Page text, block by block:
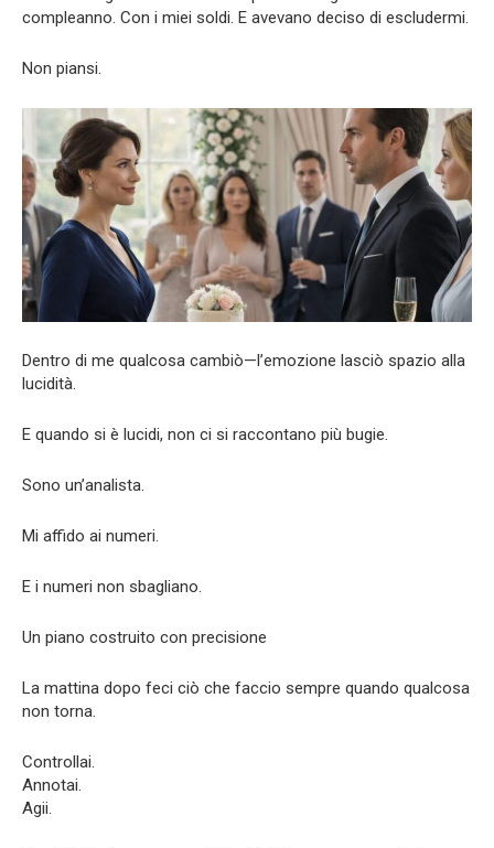
compleanno. Con i miei soldi. E avevano deciso di escludermi.
Non piansi.
Dentro di me qualcosa cambiò—l’emozione lasciò spazio alla
lucidità.
E quando si è lucidi, non ci si raccontano più bugie.
Sono un’analista.
Mi affido ai numeri.
E i numeri non sbagliano.
Un piano costruito con precisione
La mattina dopo feci ciò che faccio sempre quando qualcosa
non torna.
Controllai.
Annotai.
Agii.